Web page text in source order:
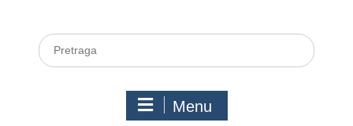
Menu